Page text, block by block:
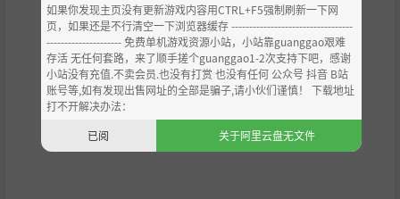
如果你发现主页没有更新游戏内容用CTRL+F5强制刷新一下网
页，如果还是不行清空一下浏览器缓存 ----------------------------------
--------------------- 免费单机游戏资源小站，小站靠guanggao艰难
存活 无任何套路，来了顺手搓个guanggao1-2次支持下吧，感谢
小站没有充值.不卖会员.也没有打赏 也没有任何 公众号 抖音 B站
账号等,如有发现出售网址的全部是骗子,请小伙们谨慎！ 下载地址
打不开解决办法：
已阅
关于阿里云盘无文件